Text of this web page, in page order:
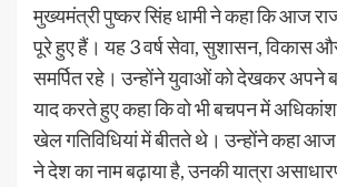
मुख्यमंत्री पुष्कर सिंह धामी ने कहा कि आज
पूरे हुए हैं। यह 3 वर्ष सेवा, सुशासन, विकास
समर्पित रहे। उन्होंने युवाओं को देखकर अपने
याद करते हुए कहा कि वो भी बचपन में
खेल गतिविधियां में बीतते थे। उन्होंने कहा आज
ने देश का नाम बढ़ाया है, उनकी यात्रा